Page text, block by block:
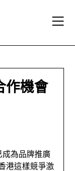
作機會
成為品牌推廣
港這樣競爭激